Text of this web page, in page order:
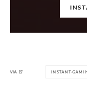
VIA INSTANT-